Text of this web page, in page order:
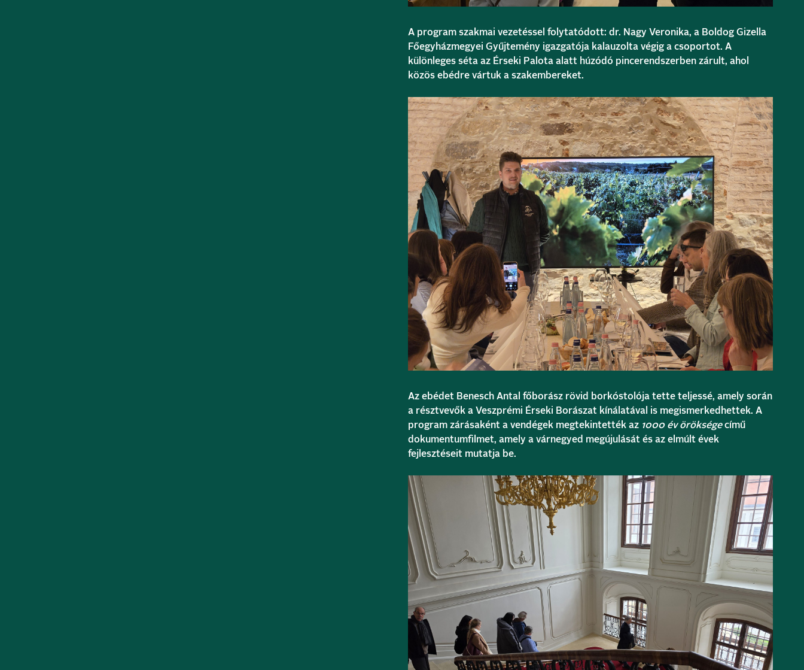
A program szakmai vezetéssel folytatódott: dr. Nagy Veronika, a Boldog Gizella
Főegyházmegyei Gyűjtemény igazgatója kalauzolta végig a csoportot. A
különleges séta az Érseki Palota alatt húzódó pincerendszerben zárult, ahol
közös ebédre vártuk a szakembereket.
Az ebédet Benesch Antal főborász rövid borkóstolója tette teljessé, amely során
a résztvevők a Veszprémi Érseki Borászat kínálatával is megismerkedhettek. A
program zárásaként a vendégek megtekintették az 1000 év örökségecímű
dokumentumfilmet, amely a várnegyed megújulását és az elmúlt évek
fejlesztéseit mutatja be.